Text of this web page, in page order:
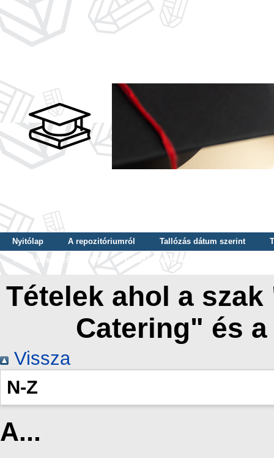
Nyitólap A repozitóriumról Tallózás dátum szerint
Tallózás szerző szerint
Tallózás nyelv szerint
Tételek ahol a
Catering" és
Vissza
N-Z
A...